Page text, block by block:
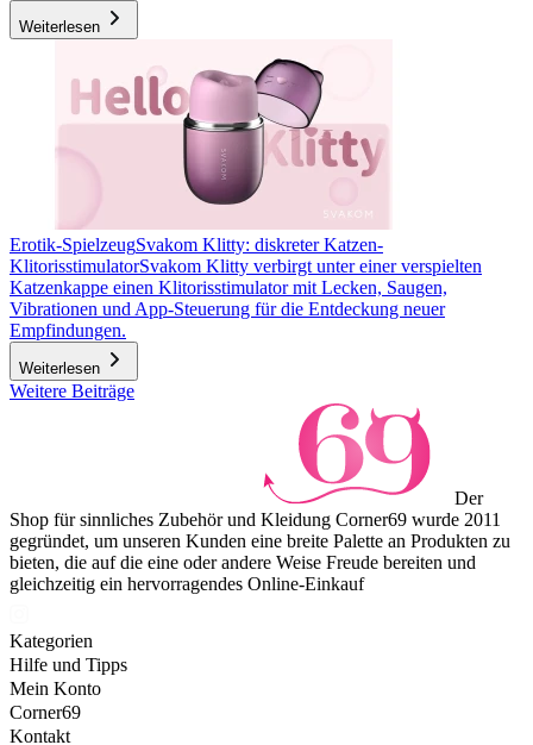
Weiterlesen
Erotik-SpielzeugSvakom Klitty: diskreter Katzen-
KlitorisstimulatorSvakom Klitty verbirgt unter einer verspielten
Katzenkappe einen Klitorisstimulator mit Lecken, Saugen,
Vibrationen und App-Steuerung für die Entdeckung neuer
Empfindungen.
Weiterlesen
Weitere Beiträge
Der
Shop für sinnliches Zubehör und Kleidung Corner69 wurde 2011
gegründet, um unseren Kunden eine breite Palette an Produkten zu
bieten, die auf die eine oder andere Weise Freude bereiten und
gleichzeitig ein hervorragendes Online-Einkauf
Kategorien
Hilfe und Tipps
Mein Konto
Corner69
Kontakt